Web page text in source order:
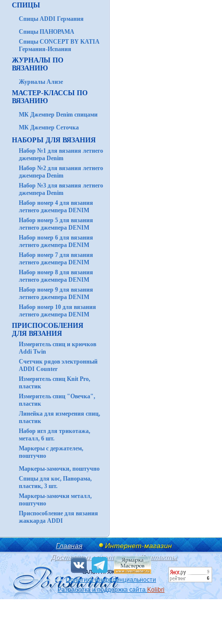
СПИЦЫ
Спицы ADDI Германия
Спицы ПАНОРАМА
Спицы CONCEPT BY KATIA
Германия-Испания
ЖУРНАЛЫ ПО
ВЯЗАНИЮ
Журналы Ализе
МАСТЕР-КЛАССЫ ПО
ВЯЗАНИЮ
МК Джемпер Denim спицами
МК Джемпер Сеточка
НАБОРЫ ДЛЯ ВЯЗАНИЯ
Набор №1 для вязания летнего
джемпера Denim
Набор №2 для вязания летнего
джемпера Denim
Набор №3 для вязания летнего
джемпера Denim
Набор номер 4 для вязания
летнего джемпера DENIM
Набор номер 5 для вязания
летнего джемпера DENIM
Набор номер 6 для вязания
летнего джемпера DENIM
Набор номер 7 для вязания
летнего джемпера DENIM
Набор номер 8 для вязания
летнего джемпера DENIM
Набор номер 9 для вязания
летнего джемпера DENIM
Набор номер 10 для вязания
летнего джемпера DENIM
ПРИСПОСОБЛЕНИЯ
ДЛЯ ВЯЗАНИЯ
Измеритель спиц и крючков
Addi Twin
Счетчик рядов электронный
ADDI Counter
Измеритель спиц Knit Pro,
пластик
Измеритель спиц "Овечка",
пластик
Линейка для измерения спиц,
пластик
Набор игл для трикотажа,
металл, 6 шт.
Маркеры с держателем,
поштучно
Маркеры-замочки, поштучно
Спицы для кос, Панорама,
пластик, 3 шт.
Маркеры-замочки металл,
поштучно
Приспособление для вязания
жаккарда ADDI
Главная
Интернет-магазин
Доставка и оплата
Контакты
Политика конфиденциальности
Разработка и поддержка сайта Kolibri